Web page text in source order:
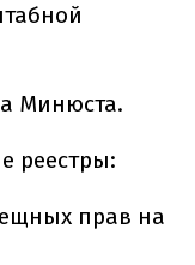
Минюста.
реестры:
прав на